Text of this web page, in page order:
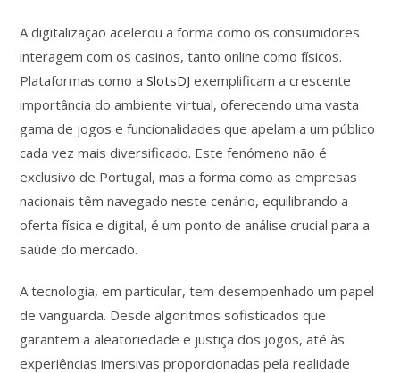
A digitalização acelerou a forma como os consumidores
interagem com os casinos, tanto online como físicos.
Plataformas como aSlotsDJ exemplificam a crescente
importância do ambiente virtual, oferecendo uma vasta
gama de jogos e funcionalidades que apelam a um público
cada vez mais diversificado. Este fenómeno não é
exclusivo de Portugal, mas a forma como as empresas
nacionais têm navegado neste cenário, equilibrando a
oferta física e digital, é um ponto de análise crucial para a
saúde do mercado.
A tecnologia, em particular, tem desempenhado um papel
de vanguarda. Desde algoritmos sofisticados que
garantem a aleatoriedade e justiça dos jogos, até às
experiências imersivas proporcionadas pela realidade